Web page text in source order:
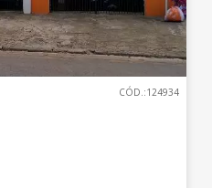
CÓD.:124934